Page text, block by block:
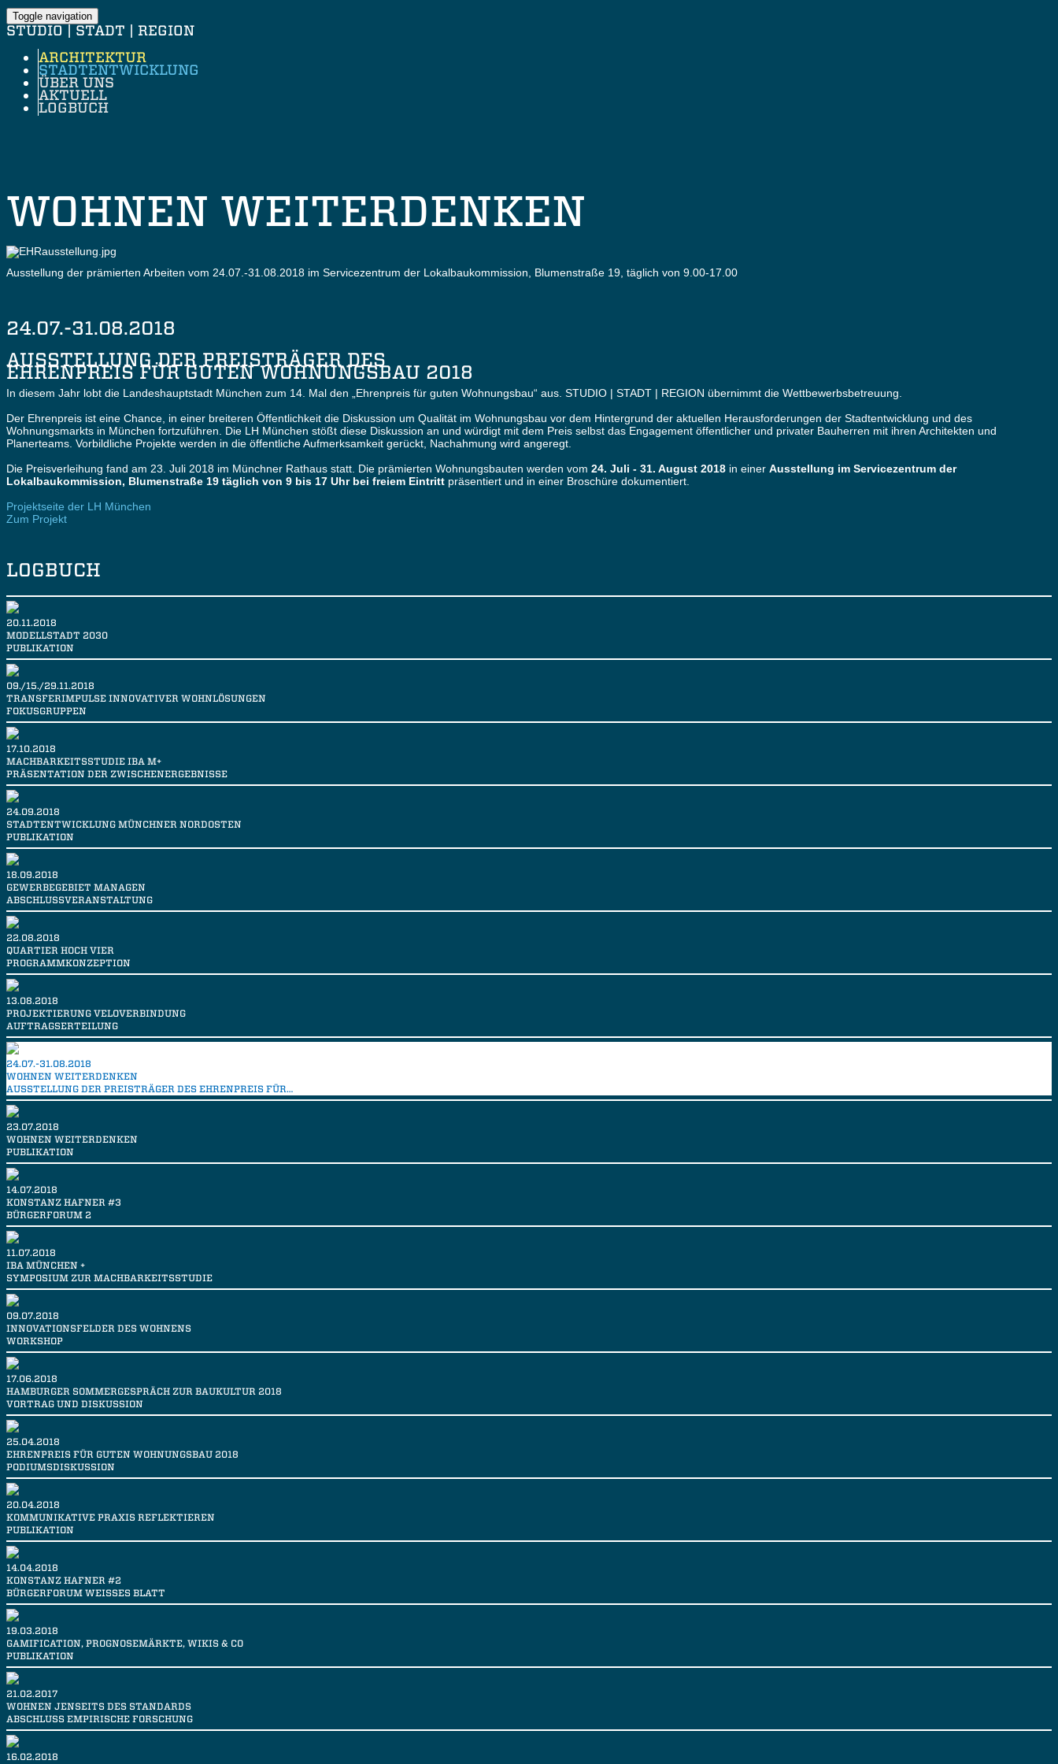
Toggle navigation
STUDIO | STADT | REGION
ARCHITEKTUR
STADTENTWICKLUNG
ÜBER UNS
AKTUELL
LOGBUCH
WOHNEN WEITERDENKEN
Ausstellung der prämierten Arbeiten vom 24.07.-31.08.2018 im Servicezentrum der Lokalbaukommission, Blumenstraße 19, täglich von 9.00-17.00
24.07.-31.08.2018
AUSSTELLUNG DER PREISTRÄGER DES
EHRENPREIS FÜR GUTEN WOHNUNGSBAU 2018
In diesem Jahr lobt die Landeshauptstadt München zum 14. Mal den „Ehrenpreis für guten Wohnungsbau“ aus. STUDIO | STADT | REGION übernimmt die Wettbewerbsbetreuung.
Der Ehrenpreis ist eine Chance, in einer breiteren Öffentlichkeit die Diskussion um Qualität im Wohnungsbau vor dem Hintergrund der aktuellen Herausforderungen der Stadtentwicklung und des
Wohnungsmarkts in München fortzuführen. Die LH München stößt diese Diskussion an und würdigt mit dem Preis selbst das Engagement öffentlicher und privater Bauherren mit ihren Architekten und
Planerteams. Vorbildliche Projekte werden in die öffentliche Aufmerksamkeit gerückt, Nachahmung wird angeregt.
Die Preisverleihung fand am 23. Juli 2018 im Münchner Rathaus statt. Die prämierten Wohnungsbauten werden vom 24. Juli - 31. August 2018 in einer Ausstellung im Servicezentrum der
Lokalbaukommission, Blumenstraße 19 täglich von 9 bis 17 Uhr bei freiem Eintritt präsentiert und in einer Broschüre dokumentiert.
Projektseite der LH München
Zum Projekt
LOGBUCH
20.11.2018
MODELLSTADT 2030
PUBLIKATION
09./15./29.11.2018
TRANSFERIMPULSE INNOVATIVER WOHNLÖSUNGEN
FOKUSGRUPPEN
17.10.2018
MACHBARKEITSSTUDIE IBA M+
PRÄSENTATION DER ZWISCHENERGEBNISSE
24.09.2018
STADTENTWICKLUNG MÜNCHNER NORDOSTEN
PUBLIKATION
18.09.2018
GEWERBEGEBIET MANAGEN
ABSCHLUSSVERANSTALTUNG
22.08.2018
QUARTIER HOCH VIER
PROGRAMMKONZEPTION
13.08.2018
PROJEKTIERUNG VELOVERBINDUNG
AUFTRAGSERTEILUNG
24.07.-31.08.2018
WOHNEN WEITERDENKEN
AUSSTELLUNG DER PREISTRÄGER DES EHRENPREIS FÜR…
23.07.2018
WOHNEN WEITERDENKEN
PUBLIKATION
14.07.2018
KONSTANZ HAFNER #3
BÜRGERFORUM 2
11.07.2018
IBA MÜNCHEN +
SYMPOSIUM ZUR MACHBARKEITSSTUDIE
09.07.2018
INNOVATIONSFELDER DES WOHNENS
WORKSHOP
17.06.2018
HAMBURGER SOMMERGESPRÄCH ZUR BAUKULTUR 2018
VORTRAG UND DISKUSSION
25.04.2018
EHRENPREIS FÜR GUTEN WOHNUNGSBAU 2018
PODIUMSDISKUSSION
20.04.2018
KOMMUNIKATIVE PRAXIS REFLEKTIEREN
PUBLIKATION
14.04.2018
KONSTANZ HAFNER #2
BÜRGERFORUM WEISSES BLATT
19.03.2018
GAMIFICATION, PROGNOSEMÄRKTE, WIKIS & CO
PUBLIKATION
21.02.2017
WOHNEN JENSEITS DES STANDARDS
ABSCHLUSS EMPIRISCHE FORSCHUNG
16.02.2018